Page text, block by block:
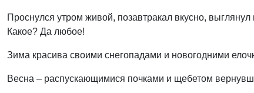
Проснулся утром живой, позавтракал вкусно,
Какое? Да любое!
Зима красива своими снегопадами и новогодними
Весна – распускающимися почками и щебетом